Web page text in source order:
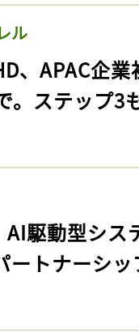
ル
、APAC企
。ステップ3
AI駆動型シ
ートナーシ